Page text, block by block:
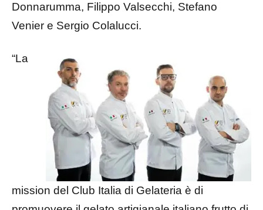
Donnarumma, Filippo Valsecchi, Stefano
Venier e Sergio Colalucci.
“La
mission del Club Italia di Gelateria è di